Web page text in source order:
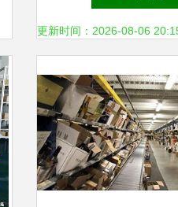
更新时间：2026-08-06